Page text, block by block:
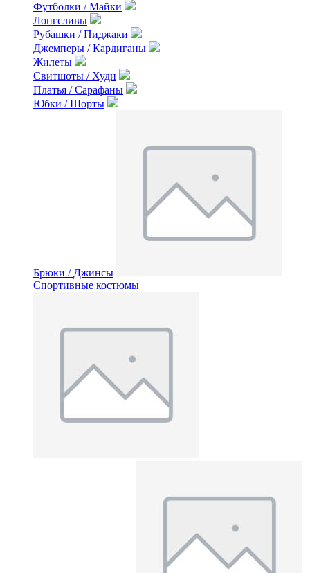
Футболки / Майки
Лонгсливы
Рубашки / Пиджаки
Джемперы / Кардиганы
Жилеты
Свитшоты / Худи
Платья / Сарафаны
Юбки / Шорты
Брюки / Джинсы
Спортивные костюмы